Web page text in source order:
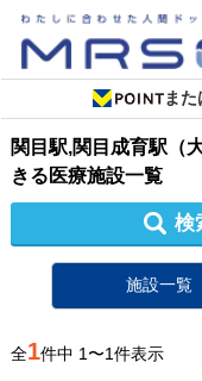
また
関目駅,関目成育駅（
きる医療施設一覧
検
施設一覧
全1件中 1〜1件表示